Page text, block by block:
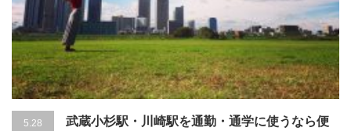
5.28
武蔵小杉駅・川崎駅を通勤・通学に使うなら便